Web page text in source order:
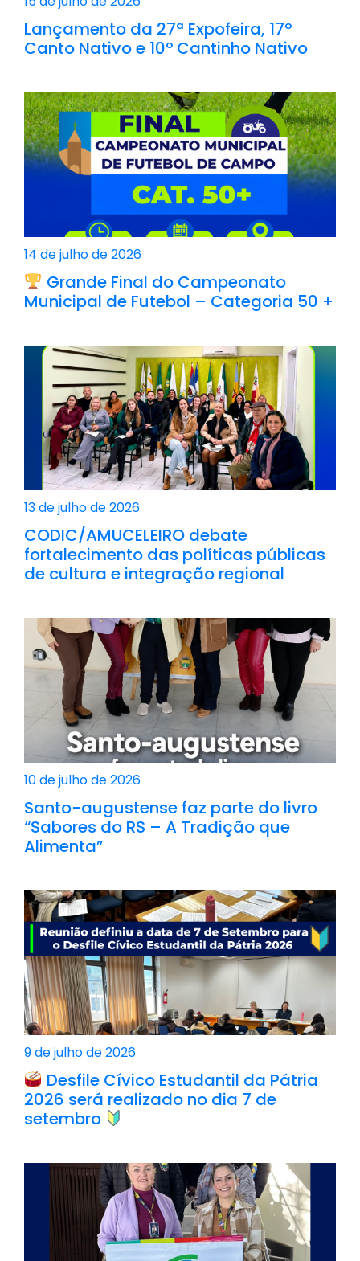
Lançamento da 27ª Expofeira, 17º
Canto Nativo e 10º Cantinho Nativo
14 de julho de 2026
Grande Final do Campeonato
Municipal de Futebol – Categoria 50 +
13 de julho de 2026
CODIC/AMUCELEIRO debate
fortalecimento das políticas públicas
de cultura e integração regional
10 de julho de 2026
Santo-augustense faz parte do livro
“Sabores do RS – A Tradição que
Alimenta”
9 de julho de 2026
Desfile Cívico Estudantil da Pátria
2026 será realizado no dia 7 de
setembro